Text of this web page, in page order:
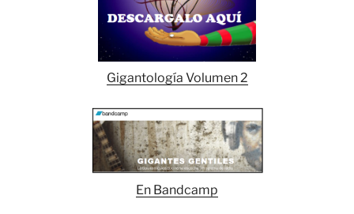
Gigantología Volumen 2
En Bandcamp